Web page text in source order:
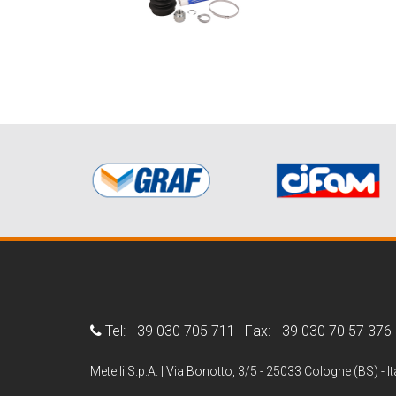
Tel: +39 030 705 711 | Fax: +39 030 70 57 376
Metelli S.p.A. | Via Bonotto, 3/5 - 25033 Cologne (BS) -